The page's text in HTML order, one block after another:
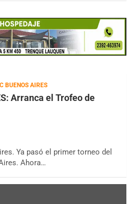
BUENOS AIRES
Arranca el Trofeo de
Ya pasó el primer torneo del
Ahora…